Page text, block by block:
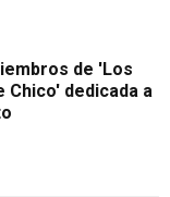
de 'Los
Chico' dedicada a